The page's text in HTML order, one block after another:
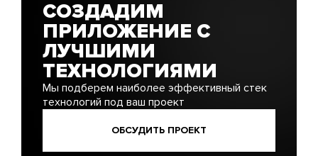
СОЗДАДИМ
ПРИЛОЖЕНИЕ С
ЛУЧШИМИ
ТЕХНОЛОГИЯМИ
Мы подберем наиболее эффективный стек
технологий под ваш проект
ОБСУДИТЬ ПРОЕКТ